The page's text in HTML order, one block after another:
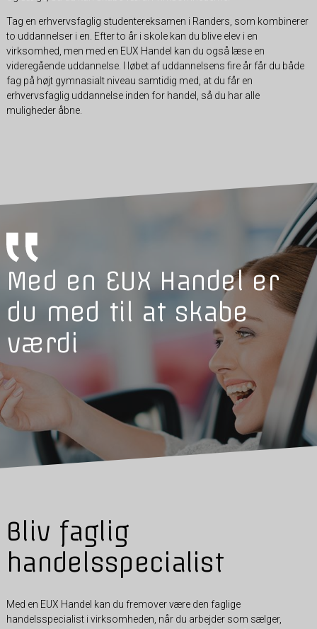
Tag en erhvervsfaglig studentereksamen i Randers, som kombinerer
to uddannelser i en. Efter to år i skole kan du blive elev i en
virksomhed, men med en EUX Handel kan du også læse en
videregående uddannelse. I løbet af uddannelsens fire år får du både
fag på højt gymnasialt niveau samtidig med, at du får en
erhvervsfaglig uddannelse inden for handel, så du har alle
muligheder åbne.
Med en EUX Handel er
du med til at skabe
værdi
Bliv faglig
handelsspecialist
Med en EUX Handel kan du fremover være den faglige
handelsspecialist i virksomheden, når du arbejder som sælger,